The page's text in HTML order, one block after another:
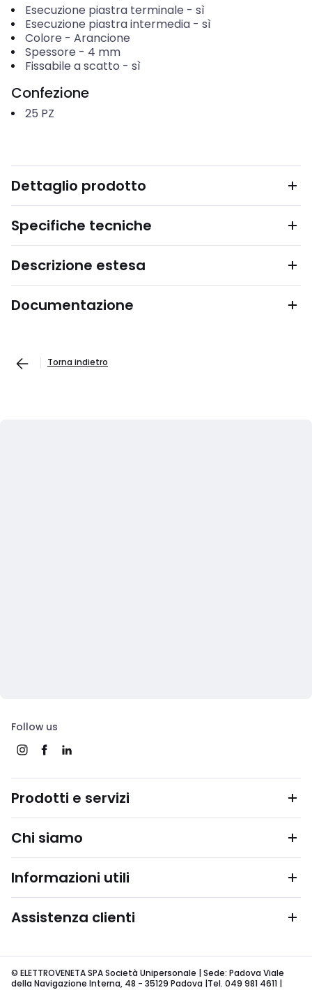
Esecuzione piastra terminale - sì
Esecuzione piastra intermedia- sì
Colore - Arancione
Spessore - 4 mm
Fissabile a scatto - sì
Confezione
25 PZ
Dettaglio prodotto
Specifiche tecniche
Descrizione estesa
Documentazione
Torna indietro
Follow us
Prodotti e servizi
Chi siamo
Informazioni utili
Assistenza clienti
© ELETTROVENETA SPA Società Unipersonale | Sede: Padova Viale
della Navigazione Interna, 48 - 35129 Padova |Tel. 049 981 4611 |